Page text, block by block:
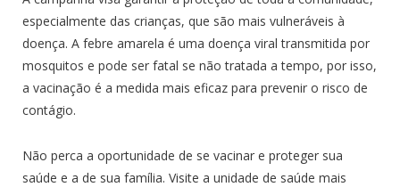
especialmente das crianças, que são mais vulneráveis à
doença. A febre amarela é uma doença viral transmitida por
mosquitos e pode ser fatal se não tratada a tempo, por isso,
a vacinação é a medida mais eficaz para prevenir o risco de
contágio.
Não perca a oportunidade de se vacinar e proteger sua
saúde e a de sua família. Visite a unidade de saúde mais